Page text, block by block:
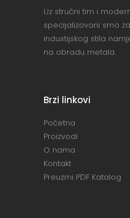
Uz stručni tim i
specijalizovani smo
industijskog stila
na obradu metala.
Brzi linkovi
Početna
Proizvodi
O nama
Kontakt
Preuzmi PDF Katalog